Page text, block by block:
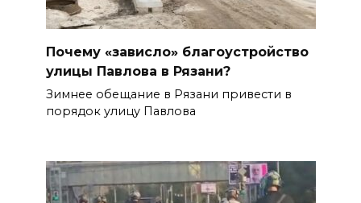
Почему «зависло» благоустройство
улицы Павлова в Рязани?
Зимнее обещание в Рязани привести в
порядок улицу Павлова